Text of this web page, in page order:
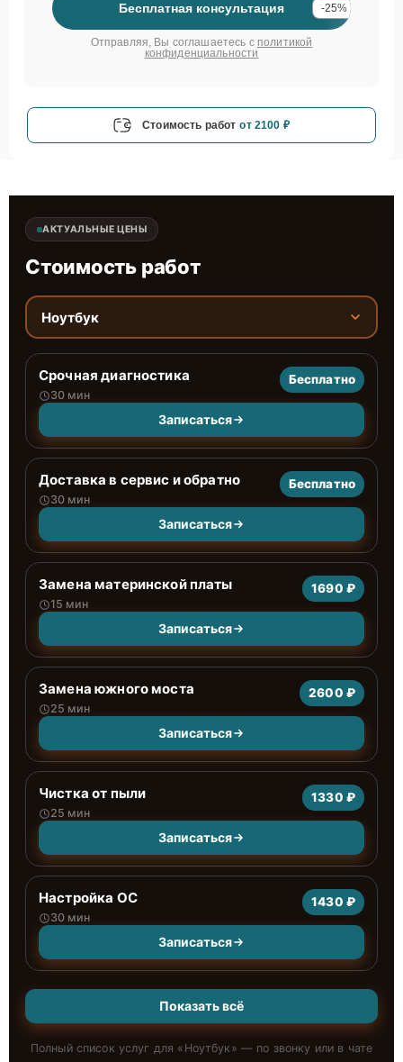
Бесплатная консультация -25%
Отправляя, Вы соглашаетесь с политикой
конфиденциальности
Стоимость работ от 2100 ₽
АКТУАЛЬНЫЕ ЦЕНЫ
Стоимость работ
Ноутбук
Срочная диагностика
30 мин
Бесплатно
Записаться
Доставка в сервис и обратно
30 мин
Бесплатно
Записаться
Замена материнской платы
15 мин
1690 ₽
Записаться
Замена южного моста
25 мин
2600 ₽
Записаться
Чистка от пыли
25 мин
1330 ₽
Записаться
Настройка ОС
30 мин
1430 ₽
Записаться
Показать всё
Полный список услуг для « Ноутбук » — по звонку или в чате